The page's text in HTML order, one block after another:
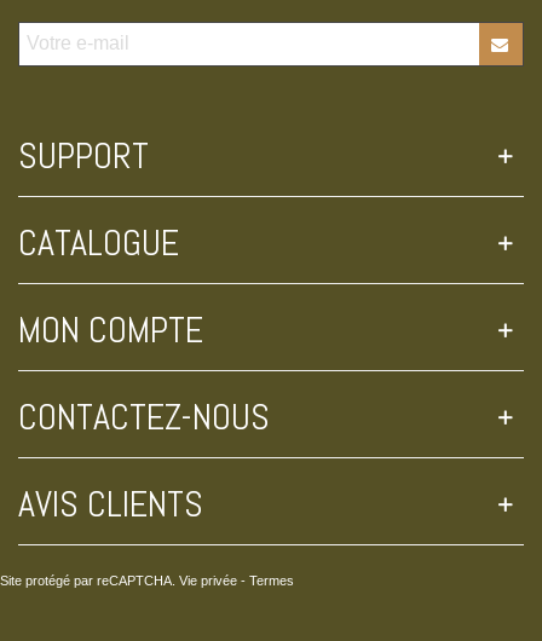
SUPPORT
CATALOGUE
MON COMPTE
CONTACTEZ-NOUS
AVIS CLIENTS
Site protégé par reCAPTCHA. Vie privée - Termes